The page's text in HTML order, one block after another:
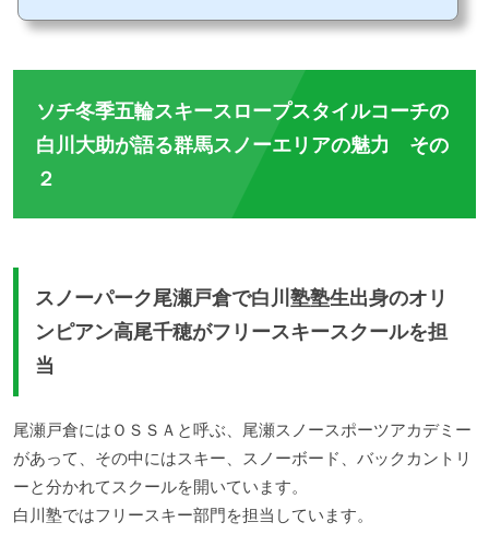
ころも。ただ、群馬県には20箇所以上ものスキー場があり、ひとつひとつ調べるのは
ソチ冬季五輪スキースロープスタイルコーチの
白川大助が語る群馬スノーエリアの魅力 その
２
スノーパーク尾瀬戸倉で白川塾塾生出身のオリ
ンピアン高尾千穂がフリースキースクールを担
当
尾瀬戸倉にはＯＳＳＡと呼ぶ、尾瀬スノースポーツアカデミー
があって、その中にはスキー、スノーボード、バックカントリ
ーと分かれてスクールを開いています。
白川塾ではフリースキー部門を担当しています。